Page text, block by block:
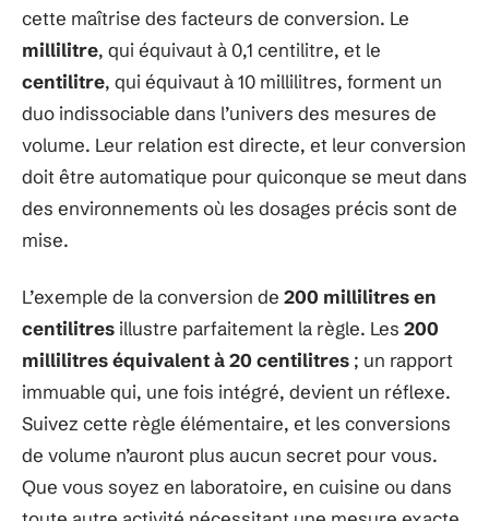
cette maîtrise des facteurs de conversion. Le
millilitre, qui équivaut à 0,1 centilitre, et le
centilitre, qui équivaut à 10 millilitres, forment un
duo indissociable dans l’univers des mesures de
volume. Leur relation est directe, et leur conversion
doit être automatique pour quiconque se meut dans
des environnements où les dosages précis sont de
mise.
L’exemple de la conversion de 200 millilitres en
centilitres illustre parfaitement la règle. Les 200
millilitres équivalent à 20 centilitres ; un rapport
immuable qui, une fois intégré, devient un réflexe.
Suivez cette règle élémentaire, et les conversions
de volume n’auront plus aucun secret pour vous.
Que vous soyez en laboratoire, en cuisine ou dans